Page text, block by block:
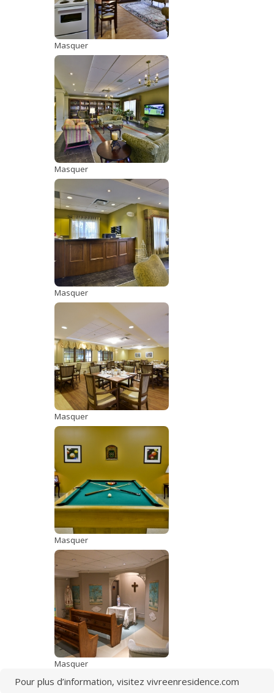
Masquer
Masquer
Masquer
Masquer
Masquer
Masquer
Pour plus d’information, visitez vivreenresidence.com